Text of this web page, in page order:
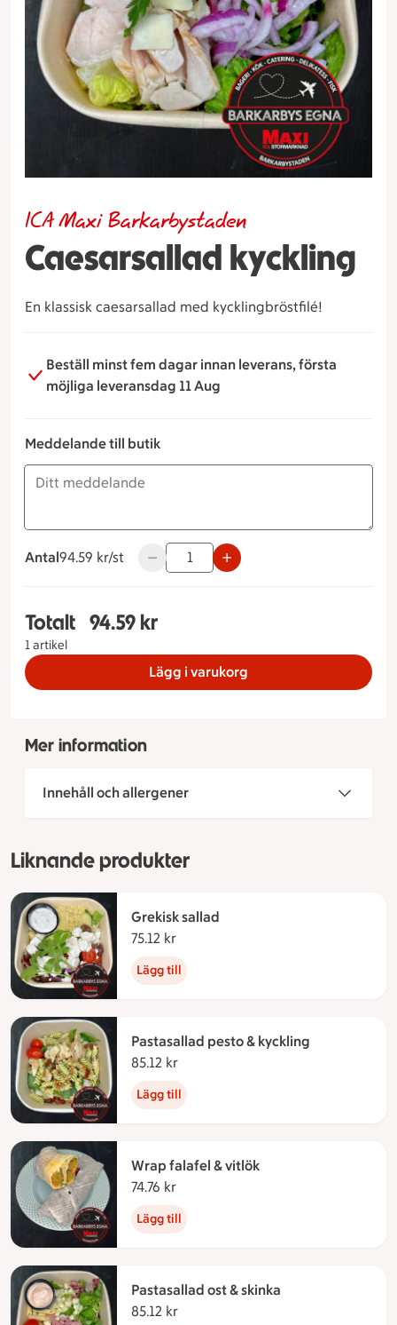
Caesarsallad kyckling
ICA Maxi Barkarbystaden
En klassisk caesarsallad med kycklingbröstfilé!
Beställ minst fem dagar innan leverans, första
möjliga leveransdag 11 Aug
Meddelande till butik
Antal
94.59 kronor styck
94.59 kr/st Använd knapparna för att minska
Totalt
1 artikel
Totalt 1 stycken Caesarsallad Kyckling, 94.59
94.59 kr
Lägg i varukorg
Mer information
Innehåll och allergener
Liknande produkter
Grekisk sallad
75.12 kr
Lägg till
Pastasallad pesto & kyckling
85.12 kr
Lägg till
Wrap falafel & vitlök
74.76 kr
Lägg till
Pastasallad ost & skinka
85.12 kr